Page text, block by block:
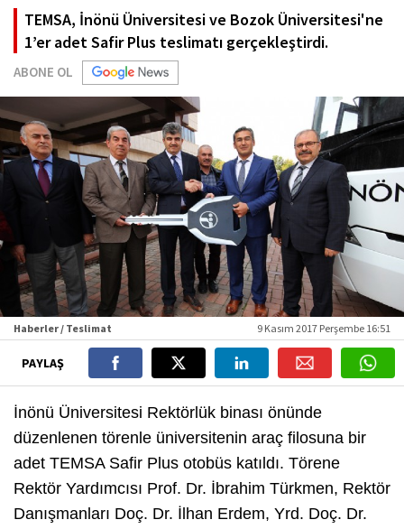
TEMSA, İnönü Üniversitesi ve Bozok Üniversitesi'ne
1’er adet Safir Plus teslimatı gerçekleştirdi.
ABONE OL
Haberler / Teslimat 9 Kasım 2017 Perşembe 16:51
PAYLAŞ
İnönü Üniversitesi Rektörlük binası önünde
düzenlenen törenle üniversitenin araç filosuna bir
adet TEMSA Safir Plus otobüs katıldı. Törene
Rektör Yardımcısı Prof. Dr. İbrahim Türkmen, Rektör
Danışmanları Doç. Dr. İlhan Erdem, Yrd. Doç. Dr.